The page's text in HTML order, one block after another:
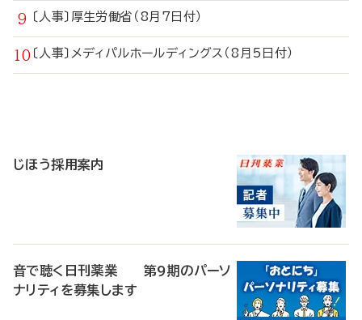
〔人事〕厚生労働省（8月7日付）
〔人事〕メディパルホールディングス（8月5日付）
じほう採用案内
音で聴く日刊薬業 第9期のパーソ
ナリティを募集します